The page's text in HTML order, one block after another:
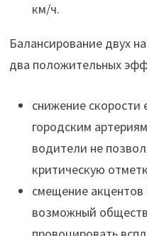
км/ч.
Балансирование двух
два положительных
снижение
городским
водители не
критическую
смещение
возможный